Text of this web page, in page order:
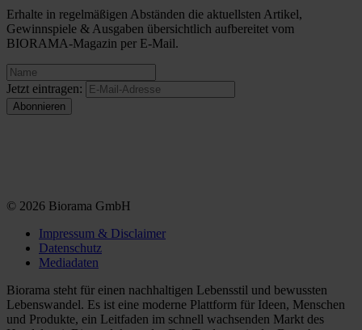
Erhalte in regelmäßigen Abständen die aktuellsten Artikel,
Gewinnspiele & Ausgaben übersichtlich aufbereitet vom
BIORAMA-Magazin per E-Mail.
Jetzt eintragen:
© 2026 Biorama GmbH
Impressum & Disclaimer
Datenschutz
Mediadaten
Biorama steht für einen nachhaltigen Lebensstil und bewussten
Lebenswandel. Es ist eine moderne Plattform für Ideen, Menschen
und Produkte, ein Leitfaden im schnell wachsenden Markt des